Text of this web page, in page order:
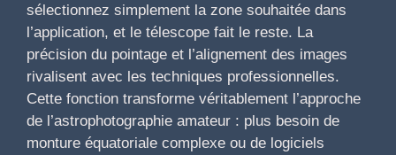
sélectionnez simplement la zone souhaitée dans
l’application, et le télescope fait le reste. La
précision du pointage et l’alignement des images
rivalisent avec les techniques professionnelles.
Cette fonction transforme véritablement l’approche
de l’astrophotographie amateur : plus besoin de
monture équatoriale complexe ou de logiciels